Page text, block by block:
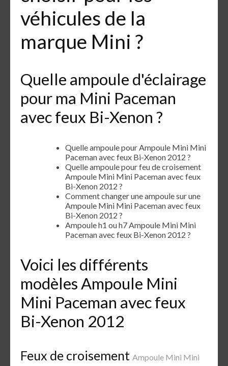
véhicules de la
marque Mini ?
Quelle ampoule d'éclairage
pour ma Mini Paceman
avec feux Bi-Xenon ?
Quelle ampoule pour Ampoule Mini Mini
Paceman avec feux Bi-Xenon 2012 ?
Quelle ampoule pour feu de croisement
Ampoule Mini Mini Paceman avec feux
Bi-Xenon 2012 ?
Comment changer une ampoule sur une
Ampoule Mini Mini Paceman avec feux
Bi-Xenon 2012 ?
Ampoule h1 ou h7 Ampoule Mini Mini
Paceman avec feux Bi-Xenon 2012 ?
Voici les différents
modèles Ampoule Mini
Mini Paceman avec feux
Bi-Xenon 2012
Feux de croisement Ampoule Mini Mini